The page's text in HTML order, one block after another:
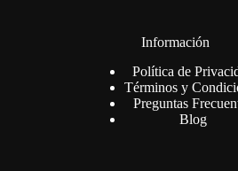
Información
Política de
Términos y
Preguntas
Blog